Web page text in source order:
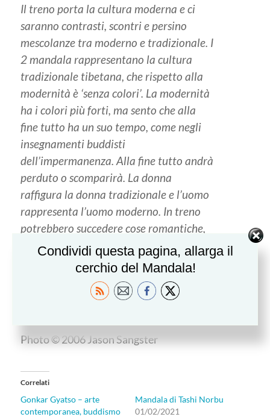
Il treno porta la cultura moderna e ci
saranno contrasti, scontri e persino
mescolanze tra moderno e tradizionale. I
2 mandala rappresentano la cultura
tradizionale tibetana, che rispetto alla
modernità è ‘senza colori’. La modernità
ha i colori più forti, ma sento che alla
fine tutto ha un suo tempo, come negli
insegnamenti buddisti
dell’impermanenza. Alla fine tutto andrà
perduto o scomparirà. La donna
raffigura la donna tradizionale e l’uomo
rappresenta l’uomo moderno. In treno
potrebbero succedere cose romantiche,
ma non ho idea di quali risultati
FIRST RAILWAY,
FIRST RAILWAY
, TIBET, 2006,
Photo © 2006 Jason Sangster
Correlati
Gonkar Gyatso – arte
contemporanea, buddismo
Mandala di Tashi Norbu
01/02/2021
Condividi questa pagina, allarga il
cerchio del Mandala!